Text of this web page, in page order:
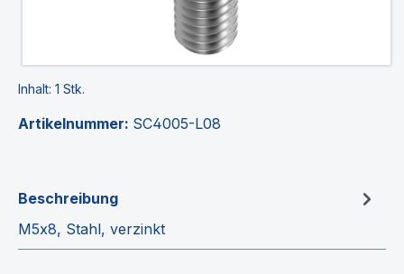
Inhalt: 1 Stk.
Artikelnummer: SC4005-L08
Beschreibung
M5x8, Stahl, verzinkt